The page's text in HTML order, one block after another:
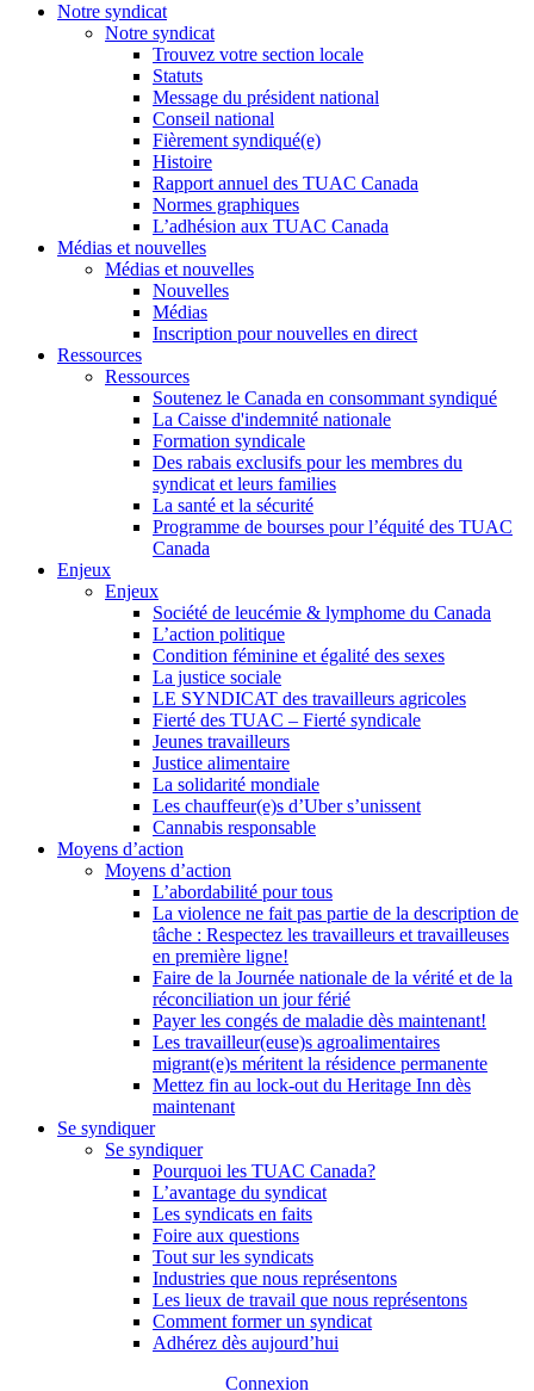
Notre syndicat
Notre syndicat
Trouvez votre section locale
Statuts
Message du président national
Conseil national
Fièrement syndiqué(e)
Histoire
Rapport annuel des TUAC Canada
Normes graphiques
L’adhésion aux TUAC Canada
Médias et nouvelles
Médias et nouvelles
Nouvelles
Médias
Inscription pour nouvelles en direct
Ressources
Ressources
Soutenez le Canada en consommant syndiqué
La Caisse d'indemnité nationale
Formation syndicale
Des rabais exclusifs pour les membres du
syndicat et leurs families
La santé et la sécurité
Programme de bourses pour l’équité des TUAC
Canada
Enjeux
Enjeux
Société de leucémie & lymphome du Canada
L’action politique
Condition féminine et égalité des sexes
La justice sociale
LE SYNDICAT des travailleurs agricoles
Fierté des TUAC – Fierté syndicale
Jeunes travailleurs
Justice alimentaire
La solidarité mondiale
Les chauffeur(e)s d’Uber s’unissent
Cannabis responsable
Moyens d’action
Moyens d’action
L’abordabilité pour tous
La violence ne fait pas partie de la description de
tâche : Respectez les travailleurs et travailleuses
en première ligne!
Faire de la Journée nationale de la vérité et de la
réconciliation un jour férié
Payer les congés de maladie dès maintenant!
Les travailleur(euse)s agroalimentaires
migrant(e)s méritent la résidence permanente
Mettez fin au lock-out du Heritage Inn dès
maintenant
Se syndiquer
Se syndiquer
Pourquoi les TUAC Canada?
L’avantage du syndicat
Les syndicats en faits
Foire aux questions
Tout sur les syndicats
Industries que nous représentons
Les lieux de travail que nous représentons
Comment former un syndicat
Adhérez dès aujourd’hui
Connexion